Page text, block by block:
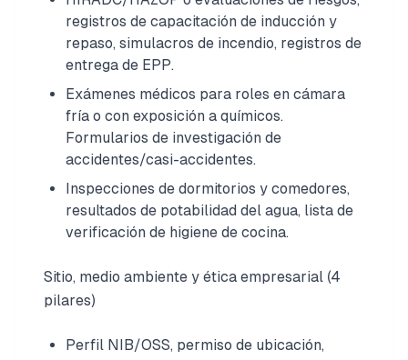
registros de capacitación de inducción y
repaso, simulacros de incendio, registros de
entrega de EPP.
Exámenes médicos para roles en cámara
fría o con exposición a químicos.
Formularios de investigación de
accidentes/casi-accidentes.
Inspecciones de dormitorios y comedores,
resultados de potabilidad del agua, lista de
verificación de higiene de cocina.
Sitio, medio ambiente y ética empresarial (4
pilares)
Perfil NIB/OSS, permiso de ubicación,